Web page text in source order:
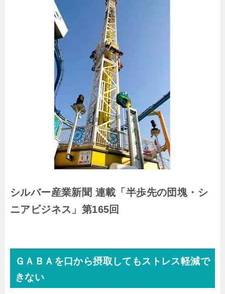
シルバー産業新聞 連載「半歩先の団塊・シ
ニアビジネス」第165回
ＧＡＢＡを口から摂取してもストレス軽減で
きない